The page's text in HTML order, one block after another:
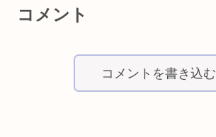
コメント
コメントを書き込む